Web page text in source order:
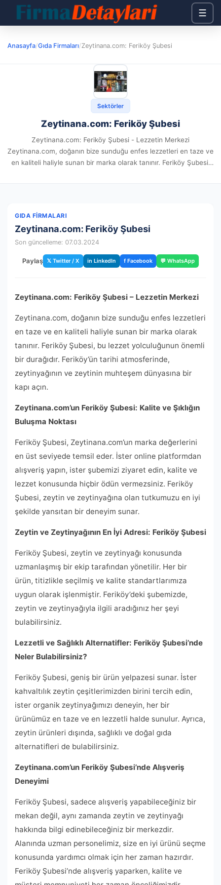
☰
Anasayfa/Gıda Firmaları/Zeytinana.com: Feriköy Şubesi
Sektörler
Zeytinana.com: Feriköy Şubesi
Zeytinana.com: Feriköy Şubesi - Lezzetin Merkezi
Zeytinana.com, doğanın bize sunduğu enfes lezzetleri en taze ve
en kaliteli haliyle sunan bir marka olarak tanınır. Feriköy Şubesi,
GIDA FIRMALARI
Zeytinana.com: Feriköy Şubesi
Son güncelleme: 07.03.2024
Paylaş 𝕏 Twitter / X in LinkedIn f Facebook 💬 WhatsApp
Zeytinana.com: Feriköy Şubesi – Lezzetin Merkezi
Zeytinana.com, doğanın bize sunduğu enfes lezzetleri
en taze ve en kaliteli haliyle sunan bir marka olarak
tanınır. Feriköy Şubesi, bu lezzet yolculuğunun önemli
bir durağıdır. Feriköy’ün tarihi atmosferinde,
zeytinyağının ve zeytinin muhteşem dünyasına bir
kapı açın.
Zeytinana.com’un Feriköy Şubesi: Kalite ve Şıklığın
Buluşma Noktası
Feriköy Şubesi, Zeytinana.com’un marka değerlerini
en üst seviyede temsil eder. İster online platformdan
alışveriş yapın, ister şubemizi ziyaret edin, kalite ve
lezzet konusunda hiçbir ödün vermezsiniz. Feriköy
Şubesi, zeytin ve zeytinyağına olan tutkumuzu en iyi
şekilde yansıtan bir deneyim sunar.
Zeytin ve Zeytinyağının En İyi Adresi: Feriköy Şubesi
Feriköy Şubesi, zeytin ve zeytinyağı konusunda
uzmanlaşmış bir ekip tarafından yönetilir. Her bir
ürün, titizlikle seçilmiş ve kalite standartlarımıza
uygun olarak işlenmiştir. Feriköy’deki şubemizde,
zeytin ve zeytinyağıyla ilgili aradığınız her şeyi
bulabilirsiniz.
Lezzetli ve Sağlıklı Alternatifler: Feriköy Şubesi’nde
Neler Bulabilirsiniz?
Feriköy Şubesi, geniş bir ürün yelpazesi sunar. İster
kahvaltılık zeytin çeşitlerimizden birini tercih edin,
ister organik zeytinyağımızı deneyin, her bir
ürünümüz en taze ve en lezzetli halde sunulur. Ayrıca,
zeytin ürünleri dışında, sağlıklı ve doğal gıda
alternatifleri de bulabilirsiniz.
Zeytinana.com’un Feriköy Şubesi’nde Alışveriş
Deneyimi
Feriköy Şubesi, sadece alışveriş yapabileceğiniz bir
mekan değil, aynı zamanda zeytin ve zeytinyağı
hakkında bilgi edinebileceğiniz bir merkezdir.
Alanında uzman personelimiz, size en iyi ürünü seçme
konusunda yardımcı olmak için her zaman hazırdır.
Feriköy Şubesi’nde alışveriş yaparken, kalite ve